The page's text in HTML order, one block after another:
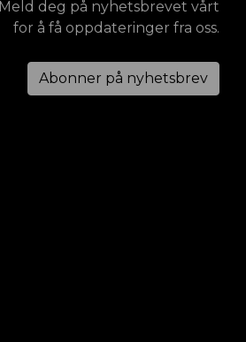
Meld deg på nyhetsbrevet vårt
for å få oppdateringer fra oss.
Abonner på nyhetsbrev